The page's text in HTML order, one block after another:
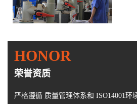
HONOR
荣誉资质
严格遵循 质量管理体系和 ISO14001环